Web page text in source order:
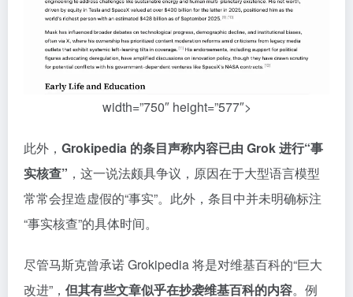
width=”750″ height=”577″>
此外， Grokipedia 的条目声称内容已由 Grok 进行“事
实核查” ，这一说法颇具争议，原因在于大型语言模型
常常会捏造虚假的“事实”。此外，条目中并未明确标注
“事实核查”的具体时间。
尽管马斯克曾承诺 Grokipedia 将是对维基百科的“巨大
改进”， 但其有些文章似乎在抄袭维基百科的内容。例